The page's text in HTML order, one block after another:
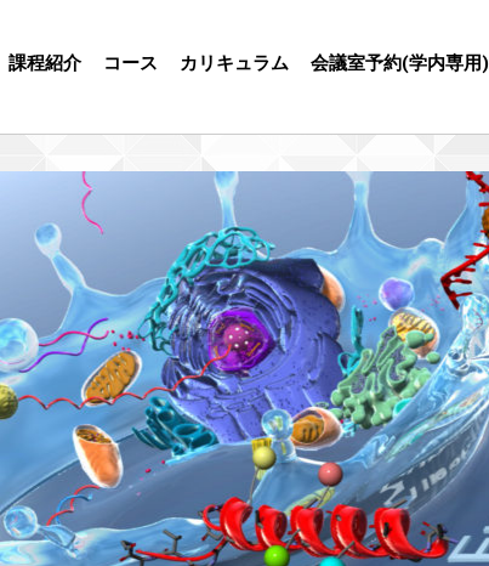
課程紹介 コース カリキュラム 会議室予約(学内専用)